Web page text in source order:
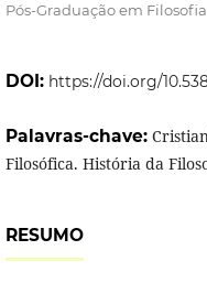
Pós-Graduação em Filosofia.
DOI: https://doi.org/
Palavras-chave:
Filosófica. História da
RESUMO